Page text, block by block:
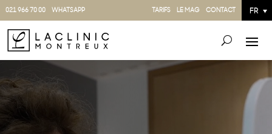
021 966 70 00 WHATSAPP TARIFS LE MAG CONTACT FR